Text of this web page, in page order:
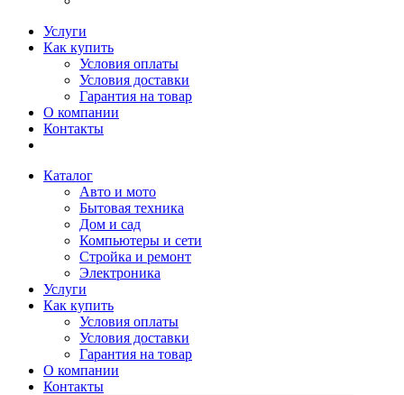
Услуги
Как купить
Условия оплаты
Условия доставки
Гарантия на товар
О компании
Контакты
Каталог
Авто и мото
Бытовая техника
Дом и сад
Компьютеры и сети
Стройка и ремонт
Электроника
Услуги
Как купить
Условия оплаты
Условия доставки
Гарантия на товар
О компании
Контакты